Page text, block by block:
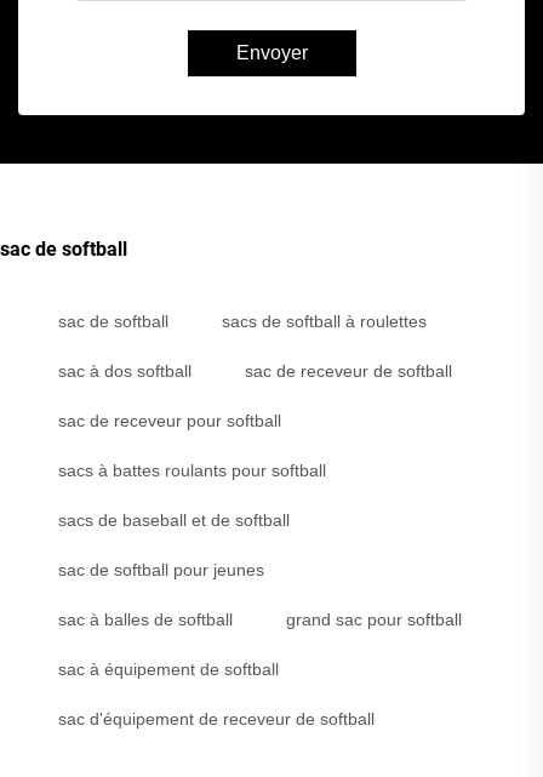
Envoyer
sac de softball
sac de softball sacs de softball à roulettes
sac à dos softball sac de receveur de softball
sac de receveur pour softball
sacs à battes roulants pour softball
sacs de baseball et de softball
sac de softball pour jeunes
sac à balles de softball grand sac pour softball
sac à équipement de softball
sac d'équipement de receveur de softball